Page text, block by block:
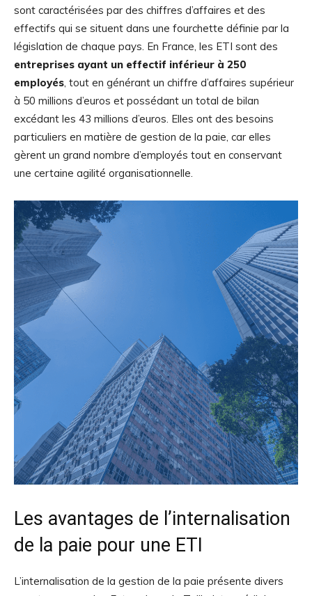
sont caractérisées par des chiffres d’affaires et des
effectifs qui se situent dans une fourchette définie par la
législation de chaque pays. En France, les ETI sont des
entreprises ayant un effectif inférieur à 250
employés, tout en générant un chiffre d’affaires supérieur
à 50 millions d’euros et possédant un total de bilan
excédant les 43 millions d’euros. Elles ont des besoins
particuliers en matière de gestion de la paie, car elles
gèrent un grand nombre d’employés tout en conservant
une certaine agilité organisationnelle.
Les avantages de l’internalisation
de la paie pour une ETI
L’internalisation de la gestion de la paie présente divers